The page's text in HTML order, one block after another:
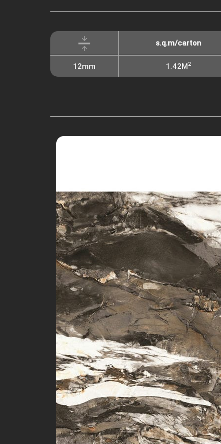
s.q.m/carton
1.42M2
12mm